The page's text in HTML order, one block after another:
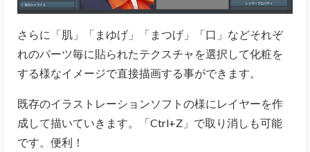
さらに「肌」「まゆげ」「まつげ」「口」などそれぞ
れのパーツ毎に貼られたテクスチャを選択して化粧を
する様なイメージで直接描画する事ができます。
既存のイラストレーションソフトの様にレイヤーを作
成して描いていきます。「Ctrl+Z 」で取り消しも可能
です。便利！